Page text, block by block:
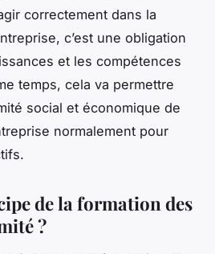
correctement dans la
c’est une obligation
et les compétences
temps, cela va permettre
social et économique de
normalement pour
de la formation des
?